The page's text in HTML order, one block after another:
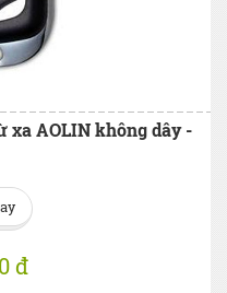
xa AOLIN không dây -
đ